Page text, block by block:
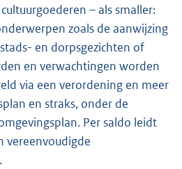
– als smaller:
zoals de aanwijzing
en dorpsgezichten of
en verwachtingen worden
via een verordening en meer
en straks, onder de
Per saldo leidt
vereenvoudigde